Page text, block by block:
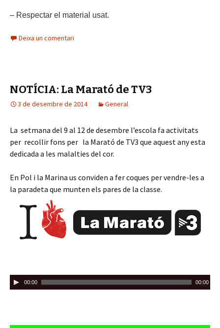
– Respectar el material usat.
Deixa un comentari
NOTÍCIA: La Marató de TV3
3 de desembre de 2014 General
La setmana del 9 al 12 de desembre l’escola fa activitats
per recollir fons per la Marató de TV3 que aquest any esta
dedicada a les malalties del cor.
En Pol i la Marina us conviden a fer coques per vendre-les a
la paradeta que munten els pares de la classe.
R
e
00:00 00:00